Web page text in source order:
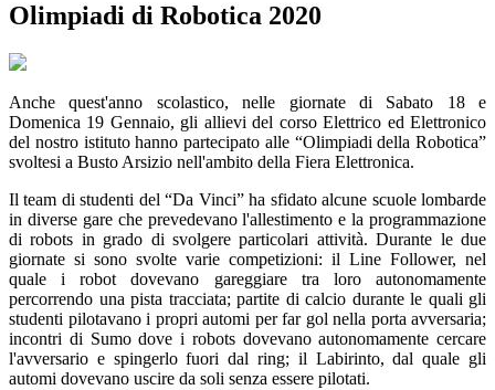
Olimpiadi di Robotica 2020
Anche quest'anno scolastico, nelle giornate di Sabato 18 e
Domenica 19 Gennaio, gli allievi del corso Elettrico ed Elettronico
del nostro istituto hanno partecipato alle “Olimpiadi della Robotica”
svoltesi a Busto Arsizio nell'ambito della Fiera Elettronica.
Il team di studenti del “Da Vinci” ha sfidato alcune scuole lombarde
in diverse gare che prevedevano l'allestimento e la programmazione
di robots in grado di svolgere particolari attività. Durante le due
giornate si sono svolte varie competizioni: il Line Follower, nel
quale i robot dovevano gareggiare tra loro autonomamente
percorrendo una pista tracciata; partite di calcio durante le quali gli
studenti pilotavano i propri automi per far gol nella porta avversaria;
incontri di Sumo dove i robots dovevano autonomamente cercare
l'avversario e spingerlo fuori dal ring; il Labirinto, dal quale gli
automi dovevano uscire da soli senza essere pilotati.